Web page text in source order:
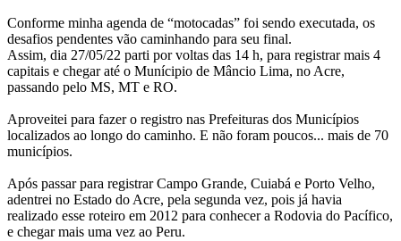
Conforme minha agenda de “motocadas” foi sendo executada, os
desafios pendentes vão caminhando para seu final.
Assim, dia 27/05/22 parti por voltas das 14 h, para registrar mais 4
capitais e chegar até o Munícipio de Mâncio Lima, no Acre,
passando pelo MS, MT e RO.
Aproveitei para fazer o registro nas Prefeituras dos Municípios
localizados ao longo do caminho. E não foram poucos... mais de 70
municípios.
Após passar para registrar Campo Grande, Cuiabá e Porto Velho,
adentrei no Estado do Acre, pela segunda vez, pois já havia
realizado esse roteiro em 2012 para conhecer a Rodovia do Pacífico,
e chegar mais uma vez ao Peru.